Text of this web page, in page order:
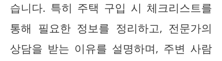
습니다. 특히 주택 구입 시 체크리스트를
통해 필요한 정보를 정리하고, 전문가의
상담을 받는 이유를 설명하며, 주변 사람